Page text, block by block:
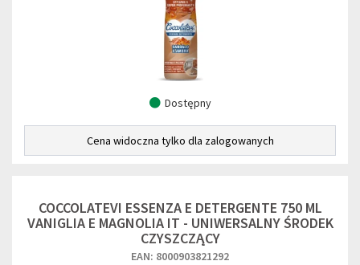
Dostępny
Cena widoczna tylko dla zalogowanych
COCCOLATEVI ESSENZA E DETERGENTE 750 ML
VANIGLIA E MAGNOLIA IT - UNIWERSALNY ŚRODEK
CZYSZCZĄCY
EAN: 8000903821292